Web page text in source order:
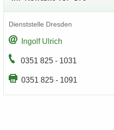
Dienst­stel­le Dres­den
In­golf Ul­rich
0351 825 - 1031
0351 825 - 1091